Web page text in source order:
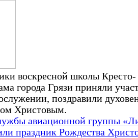
воскресной школы Кресто-
города Грязи приняли
поздравили
Христовым.
авиационной группы
праздник Рождества